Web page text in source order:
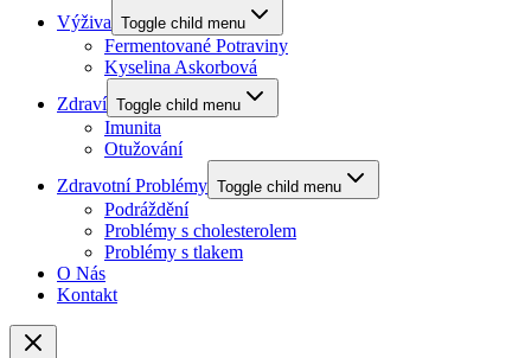
Výživa Toggle child menu
Fermentované Potraviny
Kyselina Askorbová
Zdraví Toggle child menu
Imunita
Otužování
Zdravotní Problémy Toggle child menu
Podráždění
Problémy s cholesterolem
Problémy s tlakem
O Nás
Kontakt